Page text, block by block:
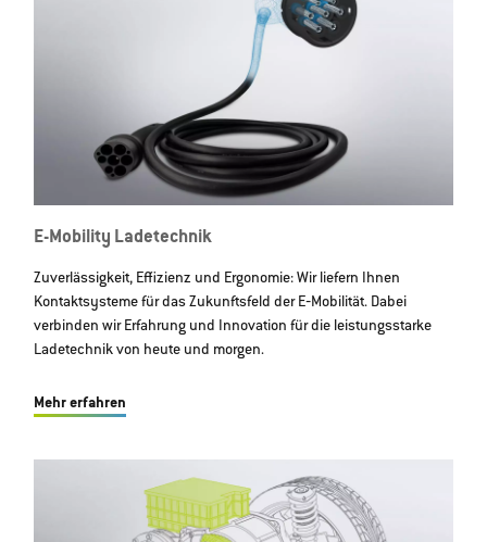
E-Mobility Ladetechnik
Zuverlässigkeit, Effizienz und Ergonomie: Wir liefern Ihnen
Kontaktsysteme für das Zukunftsfeld der E‐Mobilität. Dabei
verbinden wir Erfahrung und Innovation für die leistungsstarke
Ladetechnik von heute und morgen.
Mehr erfahren